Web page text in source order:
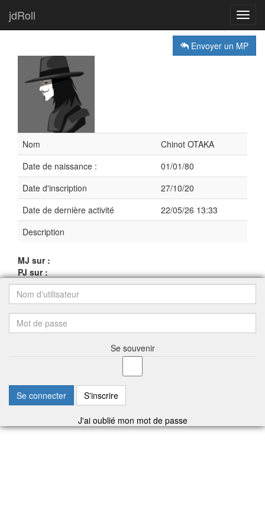
jdRoll
Envoyer un MP
Nom
Chinot OTAKA
Date de naissance :
01/01/80
Date d'inscription
27/10/20
Date de dernière activité
22/05/26 13:33
Description
MJ sur :
PJ sur :
Se souvenir
Se connecter S'inscrire
J'ai oublié mon mot de passe